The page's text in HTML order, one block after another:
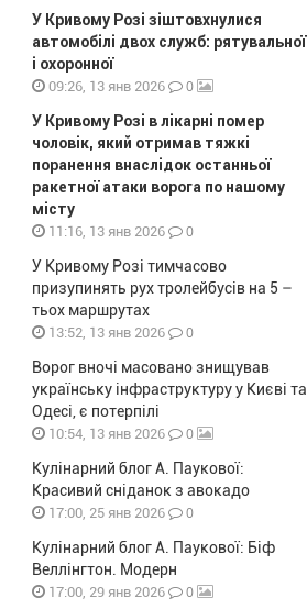
У Кривому Розі зіштовхнулися
автомобілі двох служб: рятувальної
і охоронної
09:26, 13 янв 2026 0
У Кривому Розі в лікарні помер
чоловік, який отримав тяжкі
поранення внаслідок останньої
ракетної атаки ворога по нашому
місту
11:16, 13 янв 2026 0
У Кривому Розі тимчасово
призупинять рух тролейбусів на 5 –
тьох маршрутах
13:52, 13 янв 2026 0
Ворог вночі масовано знищував
українську інфраструктуру у Києві та
Одесі, є потерпілі
10:54, 13 янв 2026 0
Кулінарний блог А. Паукової:
Красивий сніданок з авокадо
17:00, 25 янв 2026 0
Кулінарний блог А. Паукової: Біф
Веллінгтон. Модерн
17:00, 29 янв 2026 0